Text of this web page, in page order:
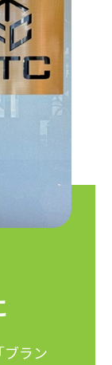
ブラン